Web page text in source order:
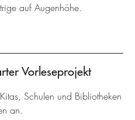
auf Augenhöhe.
Vorleseprojekt
Schulen und Bibliotheken
an.